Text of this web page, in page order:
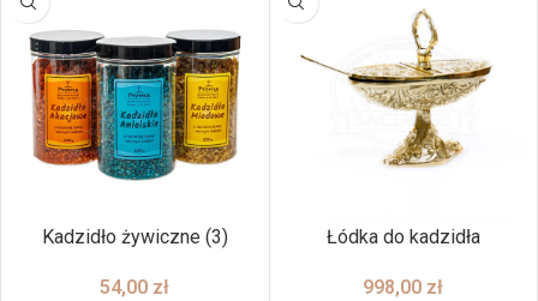
Kadzidło żywiczne (3)
54,00 zł
Łódka do kadzidła
998,00 zł